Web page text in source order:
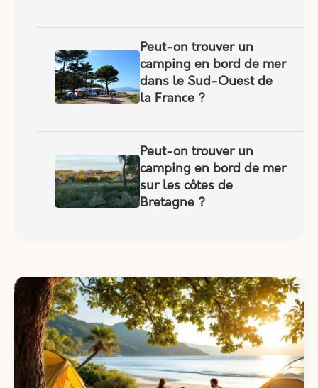
Peut-on trouver un
camping en bord de mer
dans le Sud-Ouest de
la France ?
Peut-on trouver un
camping en bord de mer
sur les côtes de
Bretagne ?